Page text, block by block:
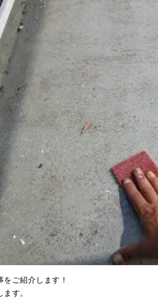
ご紹介します！
す。